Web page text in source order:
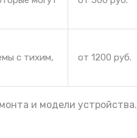
с тихим,
от 1200 руб.
и модели устройства.